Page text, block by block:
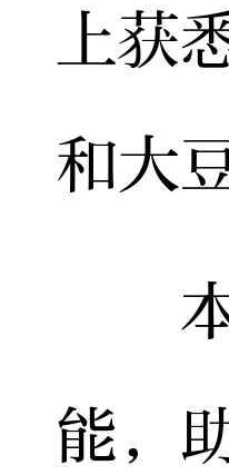
上获
和大
本
能，